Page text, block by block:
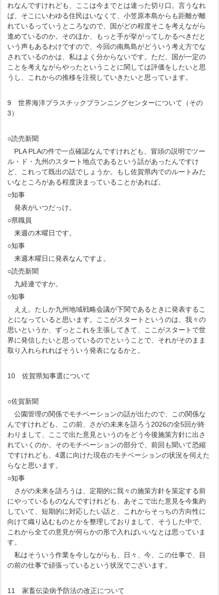
れなんですけれども、ここは今までとは違った切り口。言うなれ
ば、そこにいわゆる住民はいなくて、小笠原本島からも距離が離
れているっていうところなので、国がどの程度そこを考えながら
進めているのか。そのほか、もっと手が挙がってしかるべきだと
いう声もあるわけですので、今回の南鳥島がどういう考え方でな
されているのかは、私はよく分からないです。ただ、国が一定の
ことを考えながらやったということに関しては評価をしたいと思
うし、これからの推移を注視していきたいと思っています。
9 世界海洋プラスチックプランニングセンターについて（その
3）
○読売新聞
PLA PLAの件で一点確認なんですけれども、冒頭の説明でツー
ル・ド・九州のスタート地点であるという話があったんですけ
ど、これって既出の話でしょうか。もし佐賀県内でのルートみた
いなところがある程度決まっていることがあれば。
○知事
発表がいつだっけ。
○県職員
来週の木曜日です。
○知事
来週木曜日に発表なんですよ。
○読売新聞
九経連ですか。
○知事
ええ。たしか九州地域戦略会議が下関であるときに発表するこ
とになっていると思います。ここがスタートというのは、我々の
思いというか、ずっとこれを主張してきて、ここがスタートで世
界に発信したいと思っているのでということで、それがそのまま
取り入れられればそういう発表になるかと。
10 佐賀県知事選について
○佐賀新聞
公園管理の関係でモチベーションの話が出たので、この関係な
んですけれども、この前、さがの未来を語ろう2026の全5回が終
わりまして、ここで出た意見というのをどう今後施策方針に出さ
れていくのか。そのモチベーションの部分で、前回も聞いて恐縮
ですけれども、4選に向けた現在のモチベーションの状況を伺えた
らなと思います。
○知事
さがの未来を語ろうは、定期的に我々の施策方針を策定する前
にやっているものなんですけれども、あそこで出た意見を今集約
していて、短期的に対応したい話と、これからそっちの方向性に
向けて織り込むものとかを整理しておりまして、そうした中で、
これから全ての意見が何らかの形で入ればいいなとは思っていま
す。
私はそういう作業を今しながらも、日々、今、この仕事で、目
の前の仕事で頑張っているという状況でございます。
11 家畜伝染病予防法の改正について